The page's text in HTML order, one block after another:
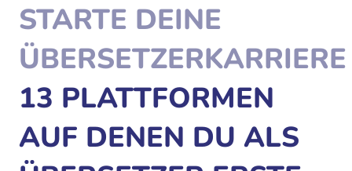
STARTE DEINE
ÜBERSETZERKARRIERE
13 PLATTFORMEN
AUF DENEN DU ALS